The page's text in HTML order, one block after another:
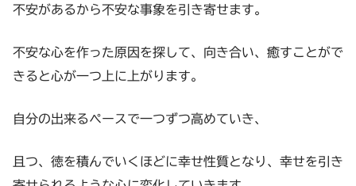
不安があるから不安な事象を引き寄せます。
不安な心を作った原因を探して、向き合い、癒すことがで
きると心が一つ上に上がります。
自分の出来るペースで一つずつ高めていき、
且つ、徳を積んでいくほどに幸せ性質となり、幸せを引き